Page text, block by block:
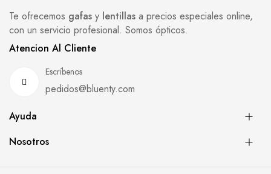
Te ofrecemos gafas y lentillas a precios especiales online,
con un servicio profesional. Somos ópticos.
Atencion Al Cliente
Escríbenos
pedidos@bluenty.com
Ayuda
Nosotros